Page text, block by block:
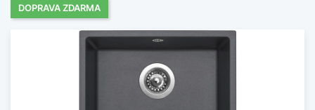
DOPRAVA ZDARMA